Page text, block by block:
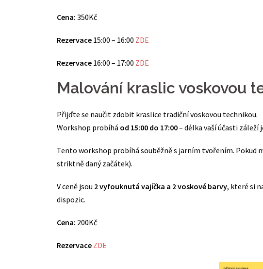
Cena: 350Kč
Rezervace 15:00 – 16:00 ZDE
Rezervace 16:00 – 17:00 ZDE
Malování kraslic voskovou
Přijďte se naučit zdobit kraslice tradiční voskovou technikou.
Workshop probíhá od 15:00 do 17:00– délka vaší účasti
Tento workshop probíhá souběžně s jarním tvořením. Pokud
striktně daný začátek).
V ceně jsou 2 vyfouknutá vajíčka a 2 voskové barvy, které si
dispozic.
Cena: 200Kč
Rezervace ZDE